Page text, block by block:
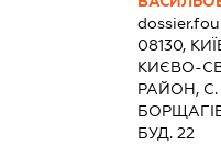
08130,
КИЄВО-
РАЙОН,
БУД. 22